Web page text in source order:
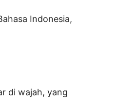
Indonesia,
di wajah, yang